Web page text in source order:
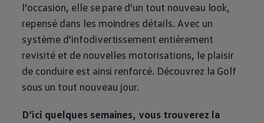
l’occasion, elle se pare d'un tout nouveau look,
repensé dans les moindres détails. Avec un
système d'infodivertissement entièrement
revisité et de nouvelles motorisations, le plaisir
de conduire est ainsi renforcé. Découvrez la Golf
sous un tout nouveau jour.
D’ici quelques semaines, vous trouverez la